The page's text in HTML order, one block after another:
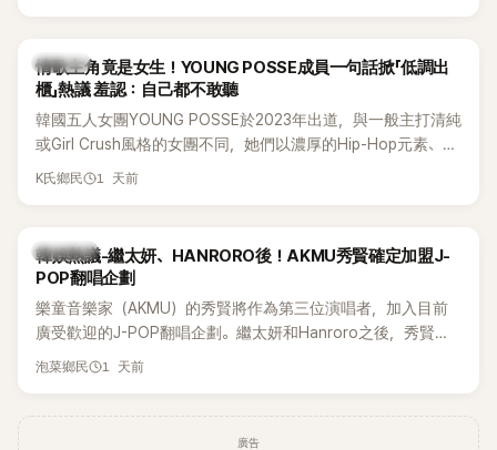
K-POP
情歌主角竟是女生！YOUNG POSSE成員一句話掀「低調出
櫃」熱議 羞認：自己都不敢聽
韓國五人女團YOUNG POSSE於2023年出道，與一般主打清純
或Girl Crush風格的女團不同，她們以濃厚的Hip-Hop元素、自
創Rap及成員親自參與創作為特色，MV也融入美式街頭、塗
為第五代女團中極具辨識度的新生代代表之一。
K氏鄉民 1 天前
熱議討論
韓娛熱議-繼太妍、HANRORO後！AKMU秀賢確定加盟J-
POP翻唱企劃
樂童音樂家（AKMU）的秀賢將作為第三位演唱者，加入目前
廣受歡迎的J-POP翻唱企劃。繼太妍和Hanroro之後，秀賢已
獲選為第三首翻唱歌曲的主唱，並於近期完成錄音。
泡菜鄉民 1 天前
廣告